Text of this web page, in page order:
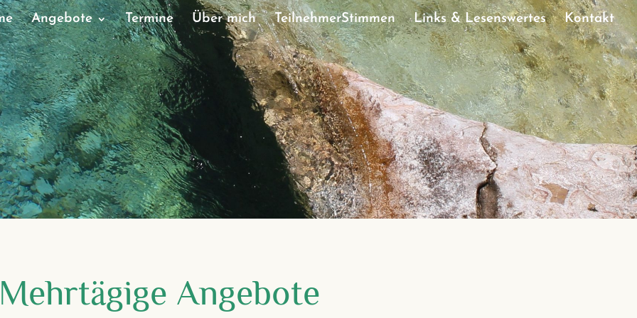
Angebote Termine Über mich TeilnehmerStimmen Links & Lesenswertes Kontakt
Angebote